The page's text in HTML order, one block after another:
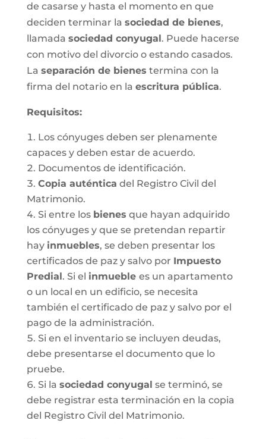
de casarse y hasta el momento en que
deciden terminar la sociedad de bienes,
llamada sociedad conyugal. Puede hacerse
con motivo del divorcio o estando casados.
La separación de bienes termina con la
firma del notario en la escritura pública.
Requisitos:
Los cónyuges deben ser plenamente
capaces y deben estar de acuerdo.
Documentos de identificación.
Copia auténtica del Registro Civil del
Matrimonio.
Si entre los bienes que hayan adquirido
los cónyuges y que se pretendan repartir
hay inmuebles, se deben presentar los
certificados de paz y salvo por Impuesto
Predial. Si el inmueble es un apartamento
o un local en un edificio, se necesita
también el certificado de paz y salvo por el
pago de la administración.
Si en el inventario se incluyen deudas,
debe presentarse el documento que lo
pruebe.
Si la sociedad conyugal se terminó, se
debe registrar esta terminación en la copia
del Registro Civil del Matrimonio.